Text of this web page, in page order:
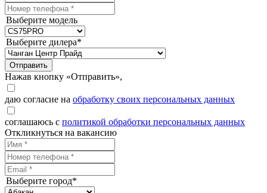
Выберите модель
Выберите дилера*
Отправить
Нажав кнопку «Отправить»,
даю согласие на обработку своих персональных данных
соглашаюсь с политикой обработки персональных данных
Откликнуться на вакансию
Выберите город*